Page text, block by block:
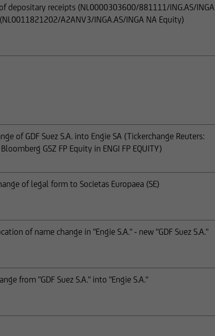
depositary receipts (NL0000303600/881111/ING.AS/
A2ANV3/INGA.AS/INGA NA Equity)
of GDF Suez S.A. into Engie SA (Tickerchange Reuters:
Bloomberg GSZ FP Equity in ENGI FP EQUITY)
of legal form to Societas Europaea (SE)
of name change in "Engie S.A." - new "GDF Suez S.A."
from "GDF Suez S.A." into "Engie S.A."